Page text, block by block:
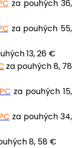
za pouhých 36,
za pouhých 55,
13, 26 €
za pouhých 8, 78
za pouhých 15,
za pouhých 34,
8, 58 €